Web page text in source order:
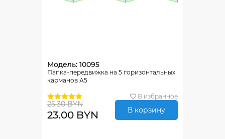
Модель: 10095
Папка-передвижка на 5 горизонтальных
карманов А5
В избранное
25.30 BYN
23.00 BYN В корзину